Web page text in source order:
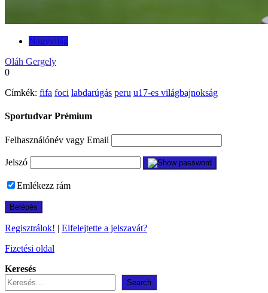
Nagyvilág
Oláh Gergely
0
Címkék: fifa foci labdarúgás peru u17-es világbajnokság
Sportudvar Prémium
Felhasználónév vagy Email
Jelszó
Emlékezz rám
Regisztrálok! | Elfelejtette a jelszavát?
Fizetési oldal
Keresés
Search